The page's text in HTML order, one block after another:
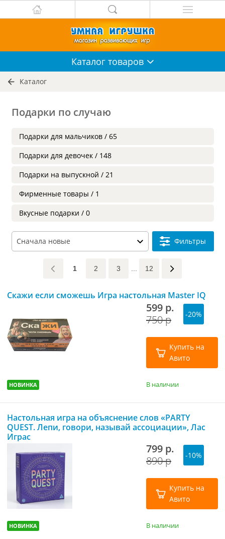
Каталог товаров
Каталог
Подарки по случаю
Подарки для мальчиков / 65
Подарки для девочек / 148
Подарки на выпускной / 21
Фирменные товары / 1
Вкусные подарки / 0
Фильтры
1 2 3 12
НОВИНКА
Скажи если сможешь Игра настольная Master IQ
599 р.
750 р
-20%
Купить на
Авито
В наличии
НОВИНКА
Настольная игра на объяснение слов «PARTY
QUEST. Лепи, говори, называй ассоциации», Лас
Играс
799 р.
890 р
-10%
Купить на
Авито
В наличии